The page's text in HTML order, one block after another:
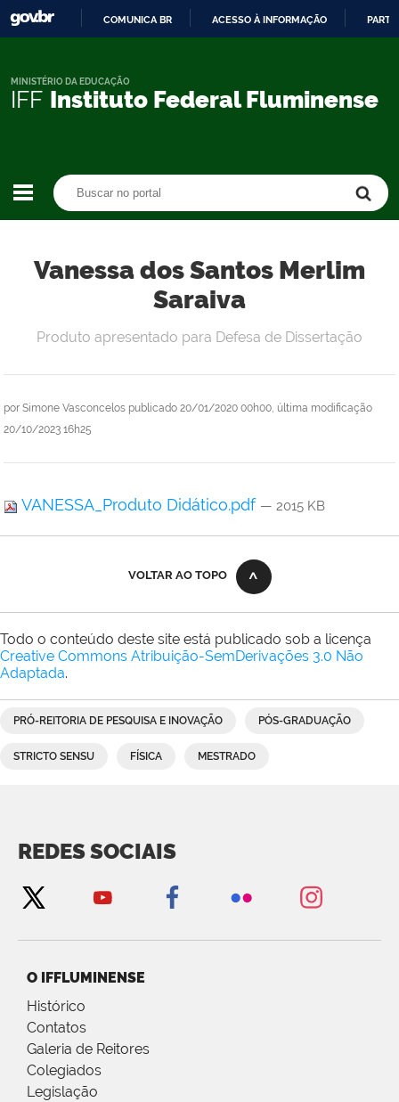
CONTEÚDO
COMUNICA BR ACESSO À INFORMAÇÃO
IFF Instituto Federal Fluminense
MINISTÉRIO DA EDUCAÇÃO
Vanessa dos Santos Merlim
Saraiva
por Simone Vasconcelos publicado 20/01/2020 00h00, última modificação
20/10/2023 16h25
Produto apresentado para Defesa de Dissertação
VANESSA_Produto Didático.pdf — 2015 KB
VOLTAR AO TOPO
Todo o conteúdo deste site está publicado sob a licença
Creative Commons Atribuição-SemDerivações 3.0 Não
Adaptada.
PRÓ-REITORIA DE PESQUISA E INOVAÇÃO PÓS-GRADUAÇÃO
STRICTO SENSU FÍSICA MESTRADO
REDES SOCIAIS
O IFFLUMINENSE
Histórico
Contatos
Galeria de Reitores
Colegiados
Legislação